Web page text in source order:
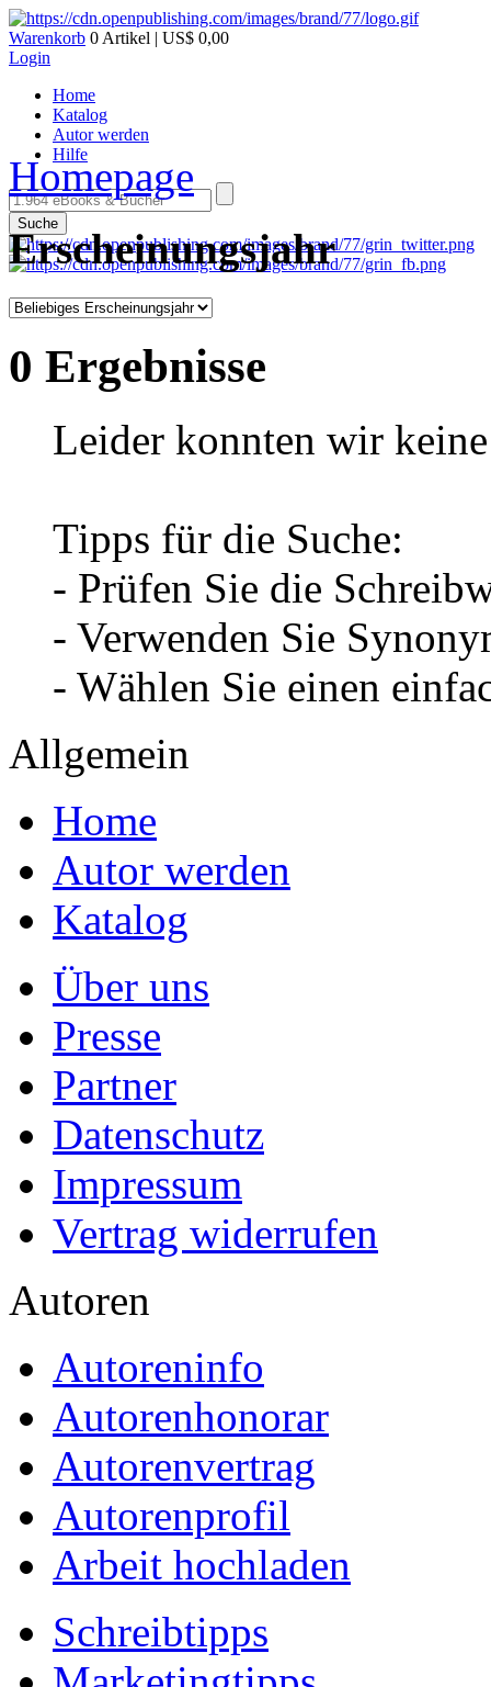
Warenkorb 0 Artikel | US$ 0,00
Login
Home
Katalog
Autor werden
Hilfe
Suche
Homepage
Erscheinungsjahr
0 Ergebnisse
Leider konnten wir
Tipps für die Suche:
- Prüfen Sie die
- Verwenden Sie
- Wählen Sie einen
Allgemein
Home
Autor werden
Katalog
Über uns
Presse
Partner
Datenschutz
Impressum
Vertrag widerrufen
Autoren
Autoreninfo
Autorenhonorar
Autorenvertrag
Autorenprofil
Arbeit hochladen
Schreibtipps